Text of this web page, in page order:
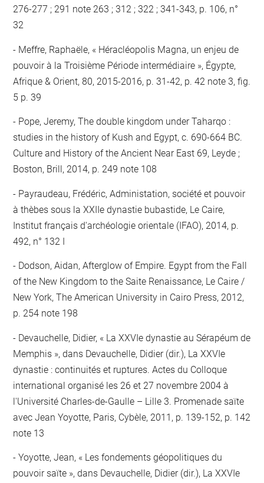
276-277 ; 291 note 263 ; 312 ; 322 ; 341-343, p. 106, n°
32
Meffre, Raphaële, « Héracléopolis Magna, un enjeu de
pouvoir à la Troisième Période intermédiaire », Égypte,
Afrique & Orient, 80, 2015-2016, p. 31-42, p. 42 note 3, fig.
5 p. 39
Pope, Jeremy, The double kingdom under Taharqo :
studies in the history of Kush and Egypt, c. 690-664 BC.
Culture and History of the Ancient Near East 69, Leyde ;
Boston, Brill, 2014, p. 249 note 108
Payraudeau, Frédéric, Administation, société et pouvoir
à thèbes sous la XXIIe dynastie bubastide, Le Caire,
Institut français d'archéologie orientale (IFAO), 2014, p.
492, n° 132 I
Dodson, Aidan, Afterglow of Empire. Egypt from the Fall
of the New Kingdom to the Saite Renaissance, Le Caire /
New York, The American University in Cairo Press, 2012,
p. 254 note 198
Devauchelle, Didier, « La XXVIe dynastie au Sérapéum de
Memphis », dans Devauchelle, Didier (dir.), La XXVIe
dynastie : continuités et ruptures. Actes du Colloque
international organisé les 26 et 27 novembre 2004 à
l'Université Charles-de-Gaulle – Lille 3. Promenade saïte
avec Jean Yoyotte, Paris, Cybèle, 2011, p. 139-152, p. 142
note 13
Yoyotte, Jean, « Les fondements géopolitiques du
pouvoir saïte », dans Devauchelle, Didier (dir.), La XXVIe